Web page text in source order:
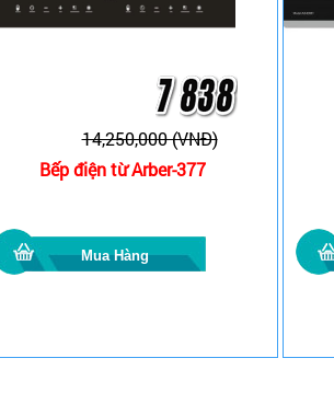
14,250,000 (VNĐ)
Bếp điện từ Arber-377